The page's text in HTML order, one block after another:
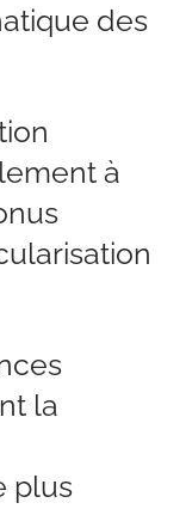
des
à
la
plus